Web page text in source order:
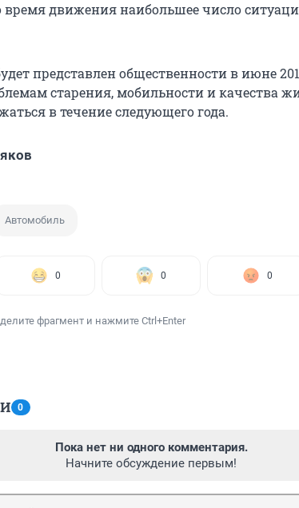
время движения наибольшее число
представлен общественности в июне
старения, мобильности и качества
в течение следующего года.
Автомобиль
0 0 0
фрагмент и нажмите Ctrl+Enter
0
Пока нет ни одного комментария.
Начните обсуждение первым!